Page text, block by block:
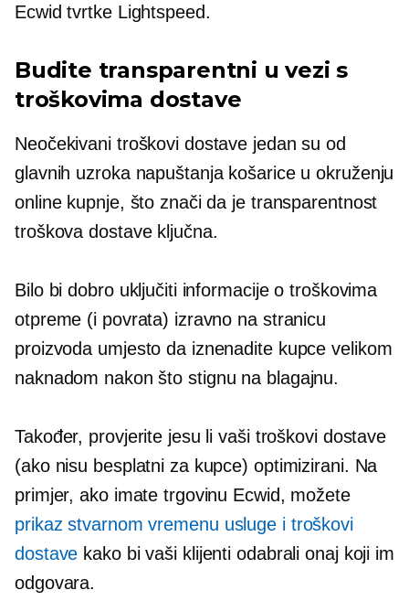
Ecwid tvrtke Lightspeed.
Budite transparentni u vezi s
troškovima dostave
Neočekivani troškovi dostave jedan su od
glavnih uzroka napuštanja košarice u okruženju
online kupnje, što znači da je transparentnost
troškova dostave ključna.
Bilo bi dobro uključiti informacije o troškovima
otpreme (i povrata) izravno na stranicu
proizvoda umjesto da iznenadite kupce velikom
naknadom nakon što stignu na blagajnu.
Također, provjerite jesu li vaši troškovi dostave
(ako nisu besplatni za kupce) optimizirani. Na
primjer, ako imate trgovinu Ecwid, možete
prikazstvarnom vremenu usluge i troškovi
dostave kako bi vaši klijenti odabrali onaj koji im
odgovara.